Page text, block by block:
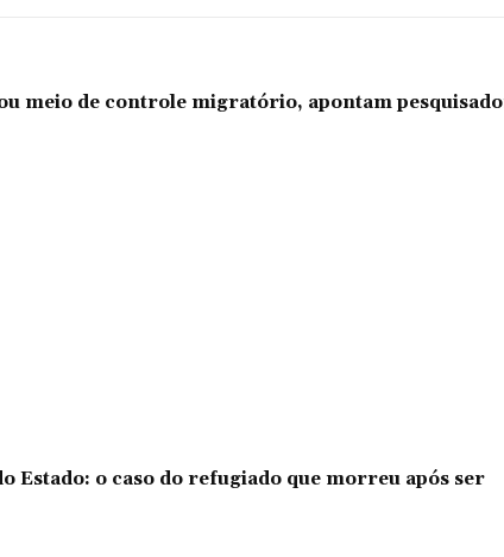
meio de controle migratório, apontam
Estado: o caso do refugiado que morreu após ser